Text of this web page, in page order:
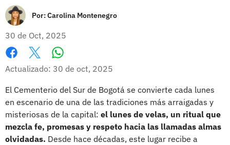
Por:Carolina Montenegro
30 de Oct, 2025
Facebook
X
Actualizado: 30 de oct, 2025
El Cementerio del Sur de Bogotá se convierte cada lunes
en escenario de una de las tradiciones más arraigadas y
misteriosas de la capital: el lunes de velas, un ritual que
mezcla fe, promesas y respeto hacia las llamadas almas
olvidadas. Desde hace décadas, este lugar recibe a